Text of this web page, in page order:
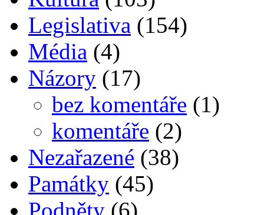
Legislativa (154)
Média (4)
Názory (17)
bez komentáře (1)
komentáře (2)
Nezařazené (38)
Památky (45)